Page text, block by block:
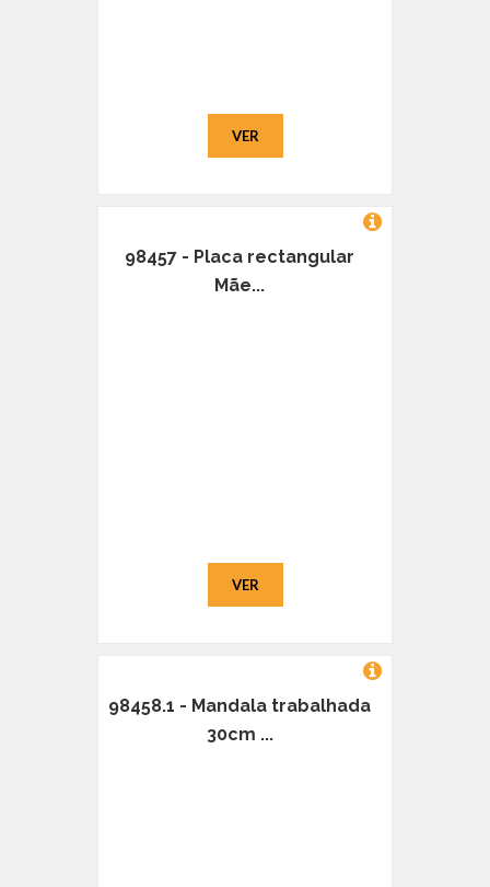
VER
98457 - Placa rectangular
Mãe...
VER
98458.1 - Mandala trabalhada
30cm ...